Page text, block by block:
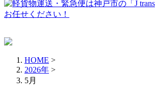
HOME >
2026年 >
5月